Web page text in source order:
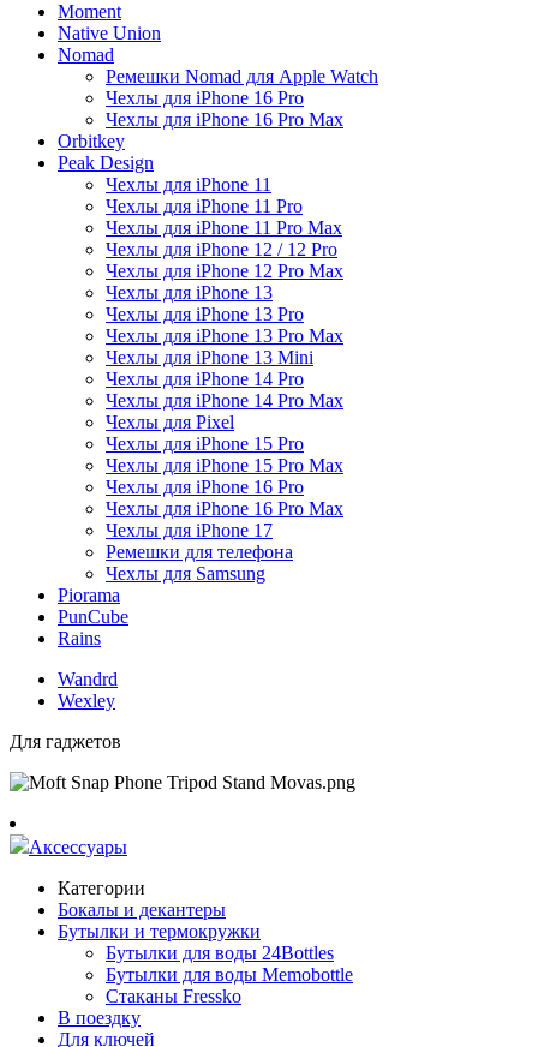
Moment
Native Union
Nomad
Ремешки Nomad для Apple Watch
Чехлы для iPhone 16 Pro
Чехлы для iPhone 16 Pro Max
Orbitkey
Peak Design
Чехлы для iPhone 11
Чехлы для iPhone 11 Pro
Чехлы для iPhone 11 Pro Max
Чехлы для iPhone 12 / 12 Pro
Чехлы для iPhone 12 Pro Max
Чехлы для iPhone 13
Чехлы для iPhone 13 Pro
Чехлы для iPhone 13 Pro Max
Чехлы для iPhone 13 Mini
Чехлы для iPhone 14 Pro
Чехлы для iPhone 14 Pro Max
Чехлы для Pixel
Чехлы для iPhone 15 Pro
Чехлы для iPhone 15 Pro Max
Чехлы для iPhone 16 Pro
Чехлы для iPhone 16 Pro Max
Чехлы для iPhone 17
Ремешки для телефона
Чехлы для Samsung
Piorama
PunCube
Rains
Wandrd
Wexley
Для гаджетов
Аксессуары
Категории
Бокалы и декантеры
Бутылки и термокружки
Бутылки для воды 24Bottles
Бутылки для воды Memobottle
Стаканы Fressko
В поездку
Для ключей